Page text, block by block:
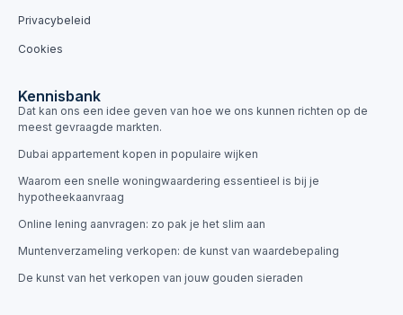
Privacybeleid
Cookies
Kennisbank
Dat kan ons een idee geven van hoe we ons kunnen richten op de
meest gevraagde markten.
Dubai appartement kopen in populaire wijken
Waarom een snelle woningwaardering essentieel is bij je
hypotheekaanvraag
Online lening aanvragen: zo pak je het slim aan
Muntenverzameling verkopen: de kunst van waardebepaling
De kunst van het verkopen van jouw gouden sieraden